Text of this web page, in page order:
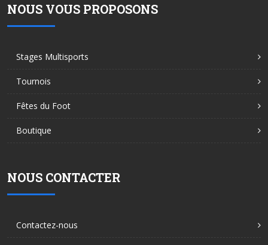
NOUS VOUS PROPOSONS
Stages Multisports
Tournois
Fêtes du Foot
Boutique
NOUS CONTACTER
Contactez-nous